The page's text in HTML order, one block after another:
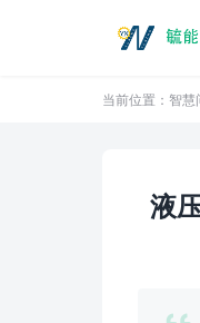
当前位置： 智慧
液